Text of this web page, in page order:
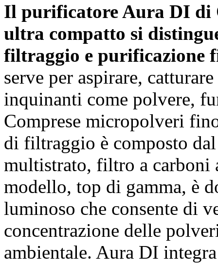
Il purificatore Aura DI di
ultra compatto si
filtraggio e purificazione
serve per aspirare,
inquinanti come polvere,
Comprese micropolveri
di filtraggio è composto
multistrato, filtro a carboni
modello, top di gamma, è
luminoso che consente di
concentrazione delle
ambientale. Aura DI